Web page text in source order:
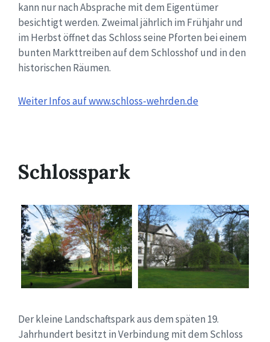
kann nur nach Absprache mit dem Eigentümer
besichtigt werden. Zweimal jährlich im Frühjahr und
im Herbst öffnet das Schloss seine Pforten bei einem
bunten Markttreiben auf dem Schlosshof und in den
historischen Räumen.
Weiter Infos auf www.schloss-wehrden.de
Schlosspark
Der kleine Landschaftspark aus dem späten 19.
Jahrhundert besitzt in Verbindung mit dem Schloss